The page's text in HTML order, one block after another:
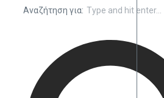
Αναζήτηση για: